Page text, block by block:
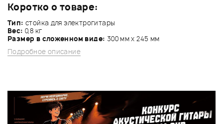
Коротко о товаре:
Тип: стойка для электрогитары
Вес: 0,8 кг
Размер в сложенном виде: 300 мм х 245 мм
Подробное описание